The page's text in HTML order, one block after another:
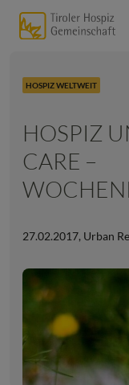
HOSPIZ WELTWEIT
HOSPIZ
CARE –
27.02.2017, Urban